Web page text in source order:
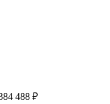
488 ₽